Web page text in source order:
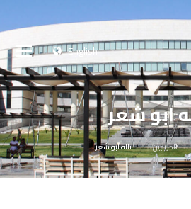
English
ابو شعر
الخريجين تاله ابو شعر